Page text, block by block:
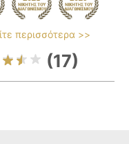
περισσότερα >>
(17)